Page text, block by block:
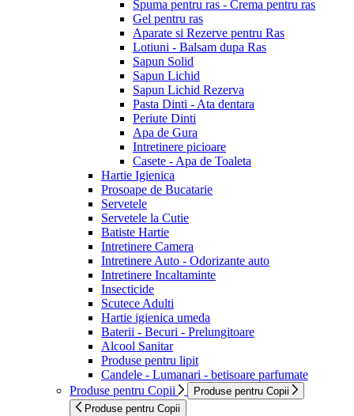
Spuma pentru ras - Crema pentru ras
Gel pentru ras
Aparate si Rezerve pentru Ras
Lotiuni - Balsam dupa Ras
Sapun Solid
Sapun Lichid
Sapun Lichid Rezerva
Pasta Dinti - Ata dentara
Periute Dinti
Apa de Gura
Intretinere picioare
Casete - Apa de Toaleta
Hartie Igienica
Prosoape de Bucatarie
Servetele
Servetele la Cutie
Batiste Hartie
Intretinere Camera
Intretinere Auto - Odorizante auto
Intretinere Incaltaminte
Insecticide
Scutece Adulti
Hartie igienica umeda
Baterii - Becuri - Prelungitoare
Alcool Sanitar
Produse pentru lipit
Candele - Lumanari - betisoare parfumate
Produse pentru Copii
Produse pentru Copii
Produse pentru Copii